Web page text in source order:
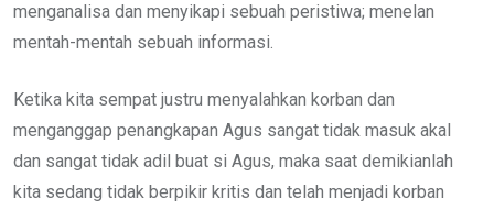
menganalisa dan menyikapi sebuah peristiwa; menelan
mentah-mentah sebuah informasi.
Ketika kita sempat justru menyalahkan korban dan
menganggap penangkapan Agus sangat tidak masuk akal
dan sangat tidak adil buat si Agus, maka saat demikianlah
kita sedang tidak berpikir kritis dan telah menjadi korban